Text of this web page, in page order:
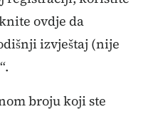
ovdje da
izvještaj (nije
broju koji ste